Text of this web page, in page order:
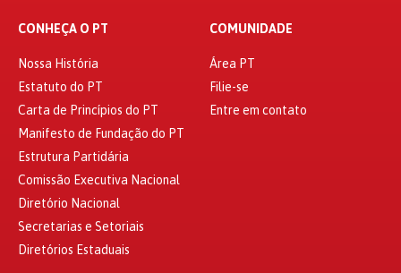
CONHEÇA O PT
Nossa História
Estatuto do PT
Carta de Princípios do PT
Manifesto de Fundação do PT
Estrutura Partidária
Comissão Executiva Nacional
Diretório Nacional
Secretarias e Setoriais
Diretórios Estaduais
COMUNIDADE
Área PT
Filie-se
Entre em contato